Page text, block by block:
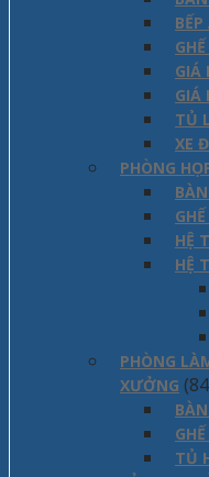
GIÁ
GIÁ
TỦ
XE
PHÒNG
HỆ
HỆ
PHÒNG
XƯỞNG
TỦ